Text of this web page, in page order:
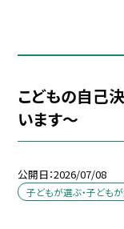
こどもの自己
います～
公開日 2026/07/08
子どもが選ぶ・子ども